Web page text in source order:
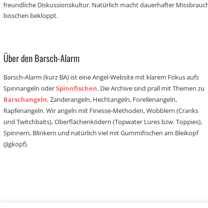
freundliche Diskussionskultur. Natürlich macht dauerhafter
bisschen bekloppt.
Über den Barsch-Alarm
Barsch-Alarm (kurz BA) ist eine Angel-Website mit klarem Fokus aufs
Spinnangeln oderSpinnfischen. Die Archive sind prall mit Themen zu
Barschangeln, Zanderangeln, Hechtangeln, Forellenangeln,
Rapfenangeln. Wir angeln mit Finesse-Methoden, Wobblern (Cranks
und Twitchbaits), Oberflächenködern (Topwater Lures bzw. Toppies),
Spinnern, Blinkern und natürlich viel mit Gummifischen am Bleikopf
(Jigkopf).